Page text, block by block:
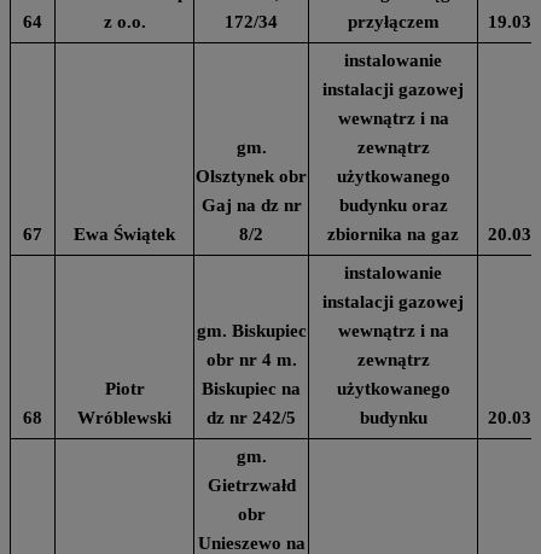
64
z o.o.
172/34
przyłączem
67 Ewa Świątek
gm.
Olsztynek obr
Gaj na dz nr
8/2
instalowanie
instalacji gazowej
wewnątrz i na
zewnątrz
użytkowanego
budynku oraz
zbiornika na gaz
68
Piotr
Wróblewski
gm. Biskupiec
obr nr 4 m.
Biskupiec na
dz nr 242/5
instalowanie
instalacji gazowej
wewnątrz i na
zewnątrz
użytkowanego
budynku
gm.
Gietrzwałd
obr
Unieszewo na